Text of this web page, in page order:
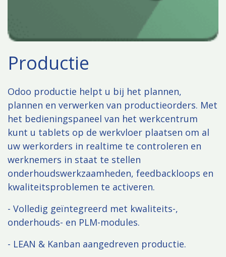
Productie
Odoo productie helpt u bij het plannen,
plannen en verwerken van productieorders. Met
het bedieningspaneel van het werkcentrum
kunt u tablets op de werkvloer plaatsen om al
uw werkorders in realtime te controleren en
werknemers in staat te stellen
onderhoudswerkzaamheden, feedbackloops en
kwaliteitsproblemen te activeren.
- Volledig geïntegreerd met kwaliteits-,
onderhouds- en PLM-modules.
- LEAN & Kanban aangedreven productie.